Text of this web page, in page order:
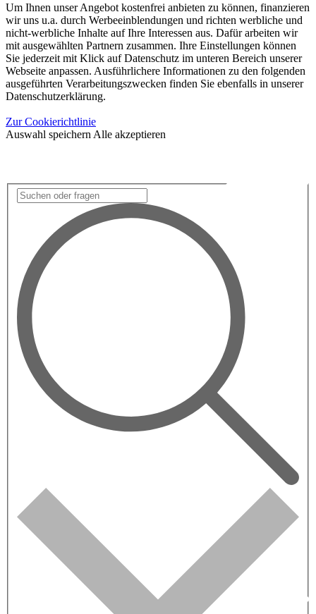
Um Ihnen unser Angebot kostenfrei anbieten zu können, finanzieren
wir uns u.a. durch Werbeeinblendungen und richten werbliche und
nicht-werbliche Inhalte auf Ihre Interessen aus. Dafür arbeiten wir
mit ausgewählten Partnern zusammen. Ihre Einstellungen können
Sie jederzeit mit Klick auf Datenschutz im unteren Bereich unserer
Webseite anpassen. Ausführlichere Informationen zu den folgenden
ausgeführten Verarbeitungszwecken finden Sie ebenfalls in unserer
Datenschutzerklärung.
Zur Cookierichtlinie
Auswahl speichern Alle akzeptieren